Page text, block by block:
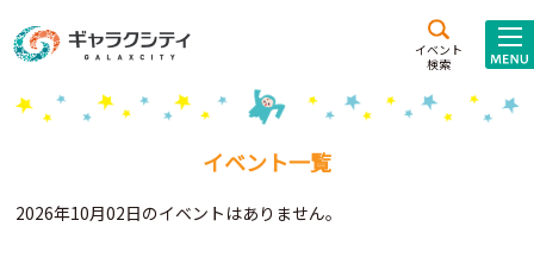
イベント
検索
施設案内
こども
西新井
施設･
イベント一覧
2026年10月02日のイベントはありません。